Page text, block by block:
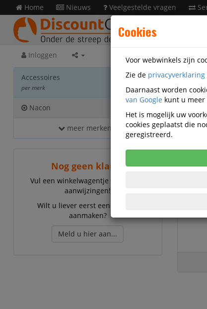
Home Nieuws Veelgestelde vragen
Inloggen
Accessoires
per merk
Nacon
meer merken...
Nog geen klant?
Vul een winkelwagentje en volg de
aanwijzingen!
Wilt u liever eerst een account
aanmaken?
Meld u hier aan...
Cookies
Voor webwinkels zijn
Zie de privacyverklaring
Daarnaast worden
van Google kunt u
Het is mogelijk uw
cookies geplaatst die
geregistreerd.